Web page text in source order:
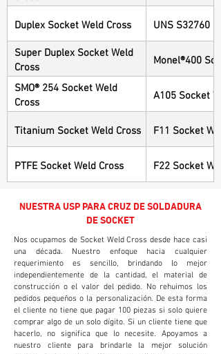
Duplex Socket Weld Cross
UNS S32760
Super Duplex Socket Weld
Cross
Monel®400
SMO® 254 Socket Weld
Cross
A105 Socket
Titanium Socket Weld Cross F11 Socket
PTFE Socket Weld Cross F22 Socket
NUESTRA USP PARA CRUZ DE SOLDADURA
DE SOCKET
Nos ocupamos de Socket Weld Cross desde hace casi
una década. Nuestro enfoque hacia cualquier
requerimiento es sencillo, brindando lo mejor
independientemente de la cantidad, el material de
construcción o el valor del pedido. No rehuimos los
pedidos pequeños o la personalización. De esta forma
el cliente no tiene que pagar 100 piezas si solo quiere
comprar algo de un solo dígito. Si un cliente tiene que
hacerlo, no significa que lo necesite. Apoyamos a
nuestro cliente para brindarle la mejor solución